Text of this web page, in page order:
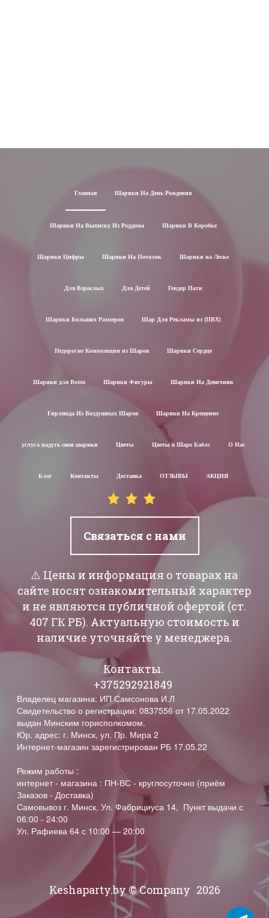
Главная Шарики На День Рождения
Шарики На Выписку Из Роддома Шарики В Коробке
Шарики Цифры Шарики На Потолок Шарики на Леске
Для Взрослых Для Детей Гендер Пати
Шарики Больших Размеров Шар Для Рекламы из (ПВХ)
Недорогие Композиции из Шаров Шарики Сердце
Шарики для Воssa Шарики Фигуры Шарики На Девичник
Гирлянда Из Воздушных Шаров Шарики На Крещение
услуга надуть свои шарики Цветы Цветы в Шаре Баблс О Нас
Блог Контакты Доставка ОТЗЫВЫ АКЦИЯ
Связаться с нами
⚠️ Цены и информация о товарах на
сайте носят ознакомительный характер
и не являются публичной офертой (ст.
407 ГК РБ). Актуальную стоимость и
наличие уточняйте у менеджера.
Контакты.
+375292921849
Владелец магазина: ИП Самсонова И.Л
Свидетельство о регистрации: 0837556 от 17.05.2022
выдан Минским горисполкомом.
Юр. адрес: г. Минск, ул. Пр. Мира 2
Интернет-магазин зарегистрирован РБ 17.05.22
Режим работы :
интернет - магазина : ПН-ВС - круглосуточно (приём
Заказов - Доставка)
Самовывоз г. Минск, Ул. Фабрициуса 14, Пункт выдачи с
06:00 - 24:00
Ул. Рафиева 64 с 10:00 — 20:00
Keshaparty.by © Company 2026